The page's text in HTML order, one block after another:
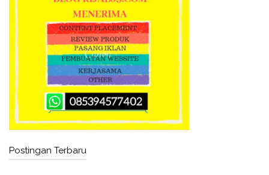
Postingan Terbaru